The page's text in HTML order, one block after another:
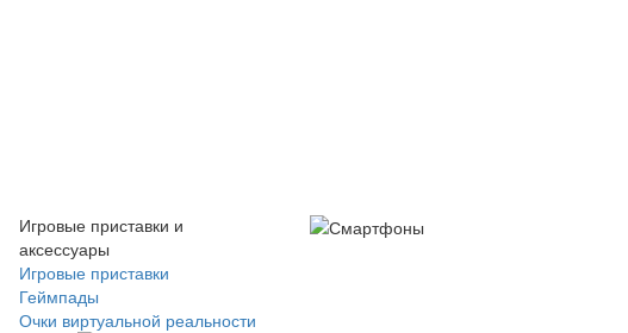
Игровые приставки и
аксессуары
Игровые приставки
Геймпады
Очки виртуальной реальности